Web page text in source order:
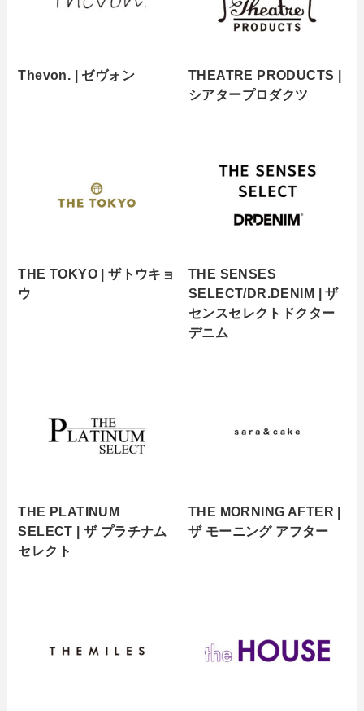
Thevon. | ゼヴォン
THEATRE PRODUCTS |
シアタープロダクツ
THE TOKYO | ザトウキョ
ウ
THE SENSES
SELECT/DR.DENIM | ザ
センスセレクトドクター
デニム
THE PLATINUM
SELECT | ザ プラチナム
セレクト
THE MORNING AFTER |
ザ モーニング アフター